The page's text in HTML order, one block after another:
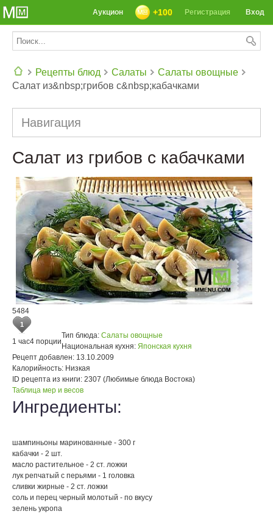
Вход
Регистрация
+100
Аукцион
Рецепты блюд Салаты
Салаты овощные
Салат из&nbsp;грибов с&nbsp;кабачками
Навигация
Салат из грибов с кабачками
5484
1
1 час4 порции
Тип блюда: Салаты овощные
Национальная кухня: Японская кухня
Рецепт добавлен: 13.10.2009
Калорийность: Низкая
ID рецепта из книги: 2307 (Любимые блюда Востока)
Таблица мер и весов
Ингредиенты:
шампиньоны маринованные - 300 г
кабачки - 2 шт.
масло растительное - 2 ст. ложки
лук репчатый с перьями - 1 головка
сливки жирные - 2 ст. ложки
соль и перец черный молотый - по вкусу
зелень укропа